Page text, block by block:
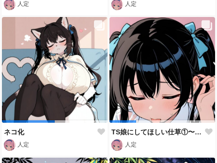
人定 人定
ネコ化
人定
TS娘にしてほしい仕草①〜③－２
人定